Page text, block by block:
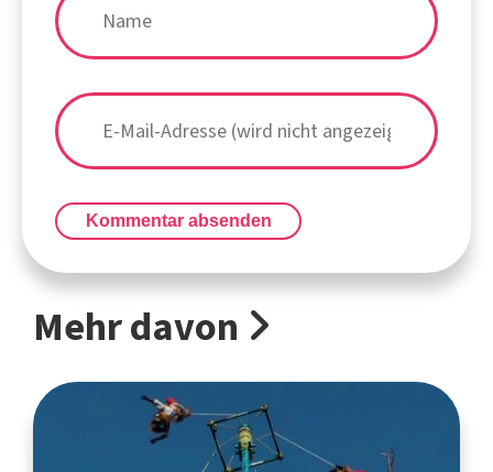
Kommentar absenden
Mehr davon